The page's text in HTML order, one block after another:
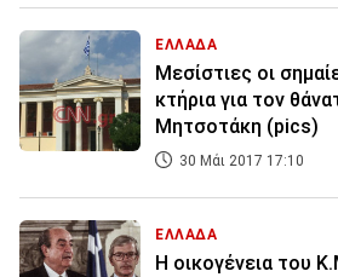
ΕΛΛΑΔΑ
Μεσίστιες οι
κτήρια για τον
Μητσοτάκη (pics)
30 Μάι 2017 17:10
ΕΛΛΑΔΑ
Η οικογένεια του